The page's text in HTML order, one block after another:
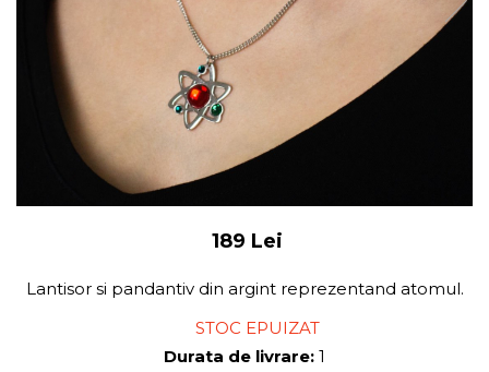
189 Lei
Lantisor si pandantiv din argint reprezentand atomul.
STOC EPUIZAT
Durata de livrare: 1